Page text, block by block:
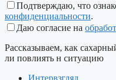
Подтверждаю, что
конфиденциальности.
Даю согласие на
Рассказываем, как
ли повлиять н ситуацию